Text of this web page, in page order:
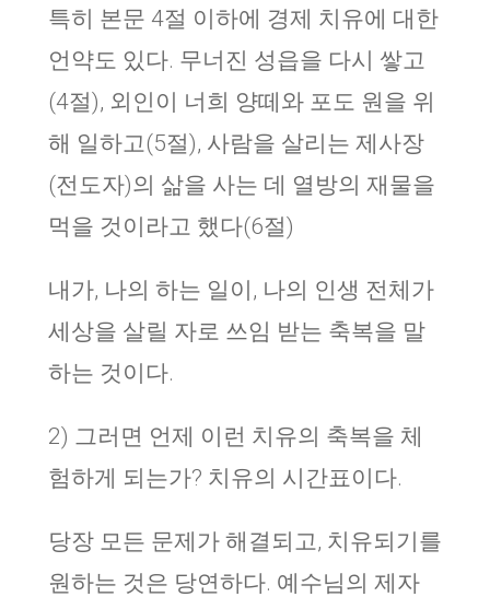
특히 본문 4절 이하에 경제 치유에 대한
언약도 있다. 무너진 성읍을 다시 쌓고
(4절), 외인이 너희 양떼와 포도 원을 위
해 일하고(5절), 사람을 살리는 제사장
(전도자)의 삶을 사는 데 열방의 재물을
먹을 것이라고 했다(6절)
내가, 나의 하는 일이, 나의 인생 전체가
세상을 살릴 자로 쓰임 받는 축복을 말
하는 것이다.
2) 그러면 언제 이런 치유의 축복을 체
험하게 되는가? 치유의 시간표이다.
당장 모든 문제가 해결되고, 치유되기를
원하는 것은 당연하다. 예수님의 제자